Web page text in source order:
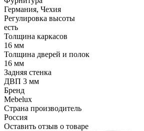
Германия, Чехия
Регулировка высоты
есть
Толщина каркасов
16 мм
Толщина дверей и полок
16 мм
Задняя стенка
ДВП 3 мм
Бренд
Mebelux
Страна производитель
Россия
Оставить отзыв о товаре